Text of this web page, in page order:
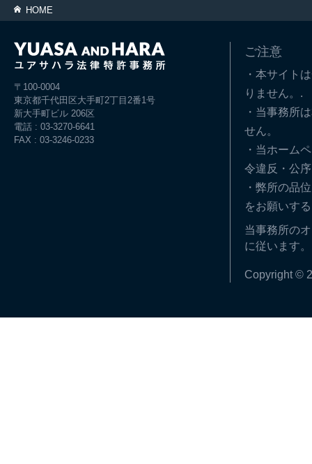
HOME
〒100-0004
東京都千代田区大手町2丁目2番1号
新大手町ビル 206区
電話 : 03-3270-6641
FAX : 03-3246-0233
ご注意
・本サイト
りません。.
・当事務所
せん。
・当ホーム
令違反・公
・弊所の品
をお願いす
当事務所の
に従います。
Copyright ©